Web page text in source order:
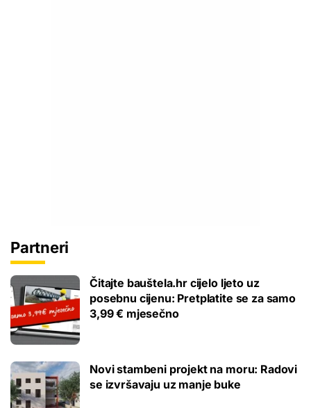
Partneri
Čitajte bauštela.hr cijelo ljeto uz
posebnu cijenu: Pretplatite se za samo
3,99 € mjesečno
Novi stambeni projekt na moru: Radovi
se izvršavaju uz manje buke